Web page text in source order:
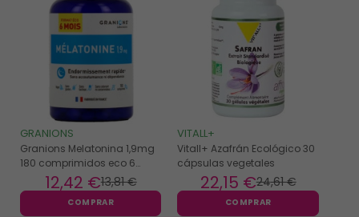
GRANIONS
Granions Melatonina 1,9mg
180 comprimidos eco 6
meses
13,81 €
12,42 €
COMPRAR
VITALL+
Vitall+ Azafrán Ecológico 30
cápsulas vegetales
24,61 €
22,15 €
COMPRAR